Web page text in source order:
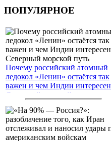
ПОПУЛЯРНОЕ
Почему российский атомный
ледокол «Ленин» остаётся так
важен и чем Индии интересен
Северный морской путь